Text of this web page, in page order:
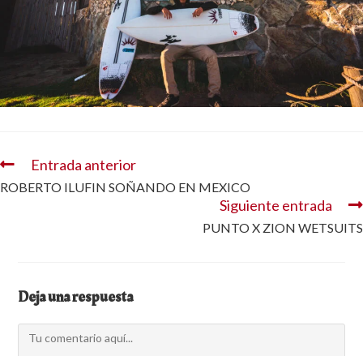
Entrada anterior
ROBERTO ILUFIN SOÑANDO EN MEXICO
Siguiente entrada
PUNTO X ZION WETSUITS
Deja una respuesta